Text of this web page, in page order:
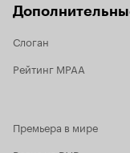
продолжение
показалось
изменившемся
остались
части, да еще и
продюсер. Правда
рокировочка, если
части стал
для первой части
Слоган
Рейтинг MPAA
Премьера в мире